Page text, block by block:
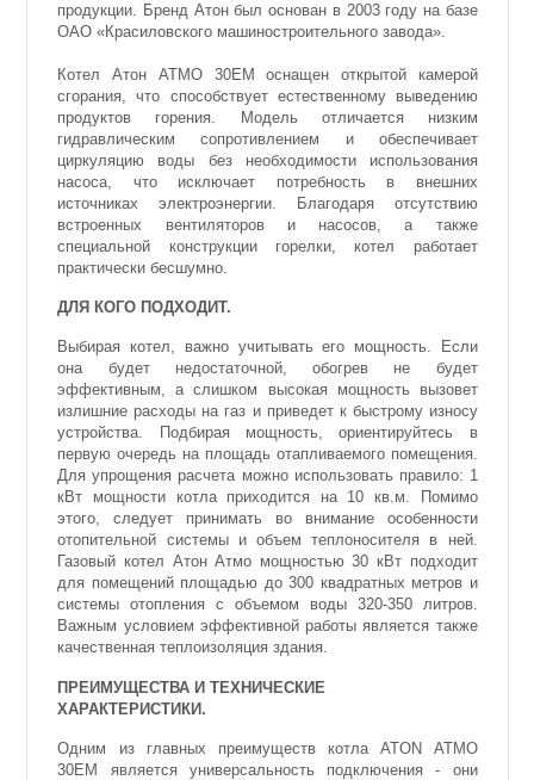
продукции. Бренд Атон был основан в 2003 году на базе
ОАО «Красиловского машиностроительного завода».
Котел Атон ATMO 30ЕМ оснащен открытой камерой
сгорания, что способствует естественному выведению
продуктов горения. Модель отличается низким
гидравлическим сопротивлением и обеспечивает
циркуляцию воды без необходимости использования
насоса, что исключает потребность в внешних
источниках электроэнергии. Благодаря отсутствию
встроенных вентиляторов и насосов, а также
специальной конструкции горелки, котел работает
практически бесшумно.
ДЛЯ КОГО ПОДХОДИТ.
Выбирая котел, важно учитывать его мощность. Если
она будет недостаточной, обогрев не будет
эффективным, а слишком высокая мощность вызовет
излишние расходы на газ и приведет к быстрому износу
устройства. Подбирая мощность, ориентируйтесь в
первую очередь на площадь отапливаемого помещения.
Для упрощения расчета можно использовать правило: 1
кВт мощности котла приходится на 10 кв.м. Помимо
этого, следует принимать во внимание особенности
отопительной системы и объем теплоносителя в ней.
Газовый котел Aтон Aтмо мощностью 30 кВт подходит
для помещений площадью до 300 квадратных метров и
системы отопления с объемом воды 320-350 литров.
Важным условием эффективной работы является также
качественная теплоизоляция здания.
ПРЕИМУЩЕСТВА И ТЕХНИЧЕСКИЕ
ХАРАКТЕРИСТИКИ.
Одним из главных преимуществ котла ATON ATMO
30ЕМ является универсальность подключения - они